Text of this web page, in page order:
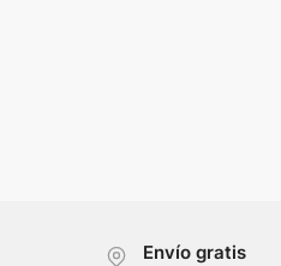
Envío gratis